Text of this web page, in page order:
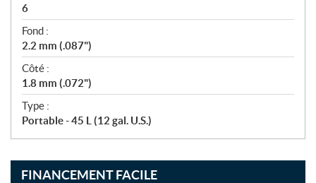
6
Fond :
2.2 mm (.087")
Côté :
1.8 mm (.072")
Type :
Portable - 45 L (12 gal. U.S.)
FINANCEMENT FACILE